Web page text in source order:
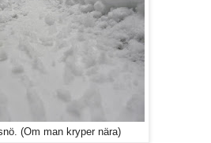
(Om man kryper nära)